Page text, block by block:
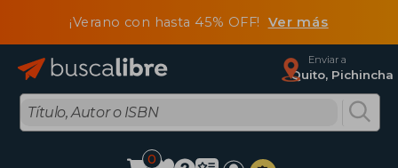
¡Verano con hasta 45% OFF! Ver más
Enviar a
Quito, Pichincha
0